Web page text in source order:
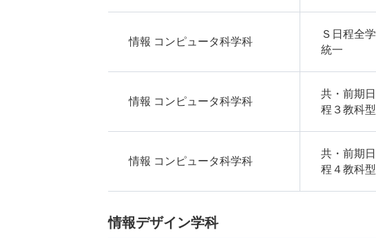
情報 コンピュータ科学科
Ｓ日程全学
統一
情報 コンピュータ科学科
共・前期日
程３教科型
情報 コンピュータ科学科
共・前期日
程４教科型
情報デザイン学科